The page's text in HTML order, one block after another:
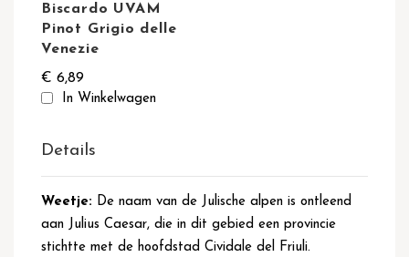
Details
Weetje: De naam van de Julische alpen is ontleend
aan Julius Caesar, die in dit gebied een provincie
stichtte met de hoofdstad Cividale del Friuli.
Biscardo UVAM
Pinot Grigio delle
Venezie
€ 6,89
In Winkelwagen